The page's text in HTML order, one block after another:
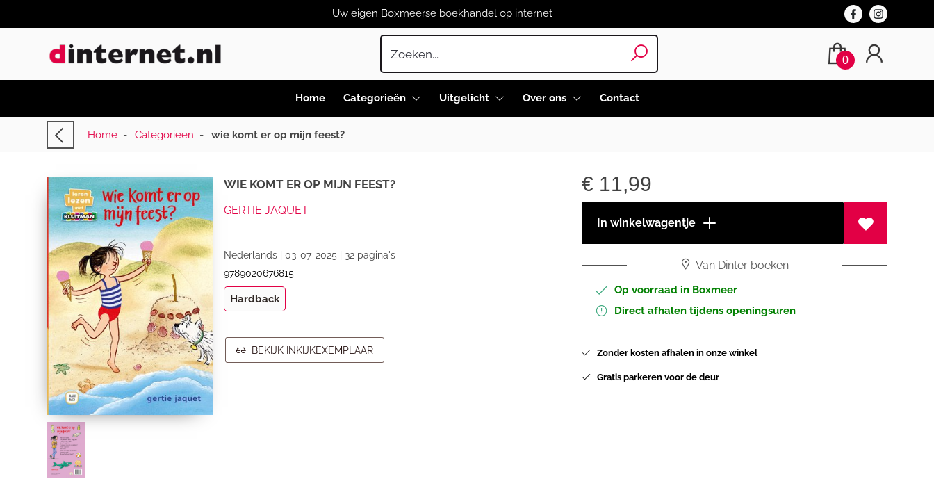
Uw eigen Boxmeerse boekhandel op internet
0
Home Categorieën Uitgelicht Over ons Contact
Home - Categorieën - wie komt er op mijn feest?
WIE KOMT ER OP MIJN FEEST?
GERTIE JAQUET
Nederlands | 03-07-2025 | 32 pagina's
9789020676815
Hardback
BEKIJK INKIJKEXEMPLAAR
€ 11,99
In winkelwagentje
Van Dinter boeken
Op voorraad in Boxmeer
Direct afhalen tijdens openingsuren
Zonder kosten afhalen in onze winkel
Gratis parkeren voor de deur